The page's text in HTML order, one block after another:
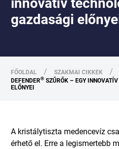
gazdasági
FŐOLDAL / SZAKMAI CIKKEK /
DEFENDER® SZŰRŐK – EGY
ELŐNYEI
A kristálytiszta medencevíz
érhető el. Erre a legismertebb